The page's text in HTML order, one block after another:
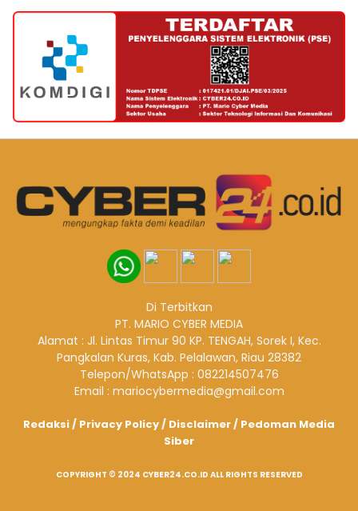
Di Terbitkan
PT. MARIO CYBER MEDIA
Alamat : Jl. Lintas Timur 90 KP. TENGAH, Sorek I, Kec.
Pangkalan Kuras, Kab. Pelalawan, Riau 28382
Telepon/WhatsApp : 082214507476
Email : mariocybermedia@gmail.com
Redaksi/ Privacy Policy/ Disclaimer/ Pedoman Media
Siber
COPYRIGHT © 2024 CYBER24.CO.ID ALL RIGHTS RESERVED